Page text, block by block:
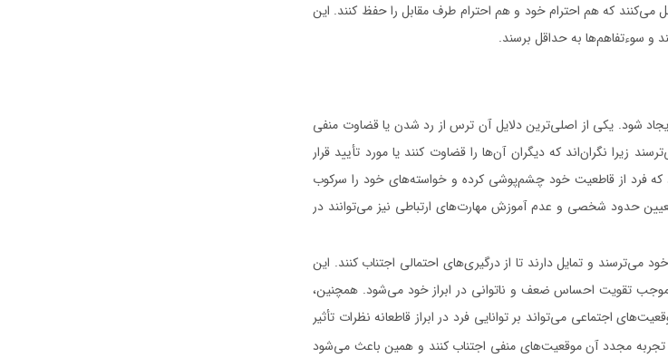
می‌کنند که هم احترام خود و هم احترام طرف مقابل را حفظ کنند. این
و سوءتفاهم‌ها به حداقل برسند.
شود. یکی از اصلی‌ترین دلایل آن ترس از رد شدن یا قضاوت منفی
زیرا نگران‌اند که دیگران آن‌ها را قضاوت کنند یا مورد تأیید قرار
فرد از قاطعیت خود چشم‌پوشی کرده و خواسته‌های خود را سرکوب
حدود شخصی و عدم آموزش مهارت‌های ارتباطی نیز می‌توانند در
می‌ترسند و تمایل دارند تا از درگیری‌های احتمالی اجتناب کنند. این
موجب تقویت احساس ضعف و ناتوانی در ابراز خود می‌شود. همچنین،
اجتماعی می‌تواند بر توانایی فرد در ابراز قاطعانه نظرات تأثیر
تجربه مجدد آن موقعیت‌های منفی اجتناب کنند و همین باعث می‌شود